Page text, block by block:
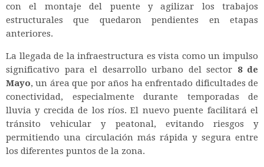
con el montaje del puente y agilizar los trabajos
estructurales que quedaron pendientes en etapas
anteriores.
La llegada de la infraestructura es vista como un impulso
significativo para el desarrollo urbano del sector 8 de
Mayo, un área que por años ha enfrentado dificultades de
conectividad, especialmente durante temporadas de
lluvia y crecida de los ríos. El nuevo puente facilitará el
tránsito vehicular y peatonal, evitando riesgos y
permitiendo una circulación más rápida y segura entre
los diferentes puntos de la zona.